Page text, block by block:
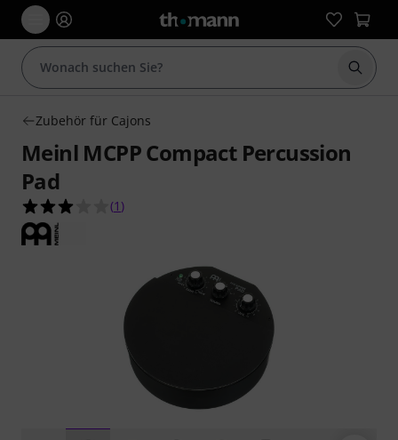
Suche
Zubehör für Cajons
Meinl MCPP Compact Percussion
Pad
3.0 von 5 Sternen aus 1 Kundenbewertungen
(1 )